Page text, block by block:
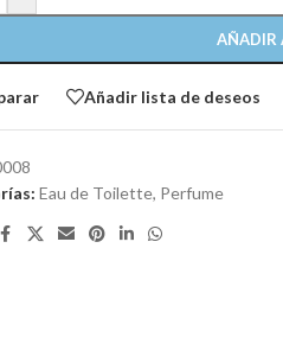
AÑADIR
Añadir lista de deseos
Eau de Toilette, Perfume